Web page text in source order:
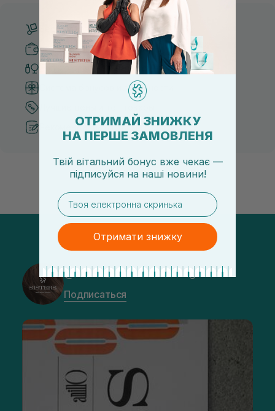
Бесплатная доставка от 3000 UAH
Безопасные способы оплаты
Только оригинальная косметика
Система бонусов и лояльности
Рекомендации от косметологов
@sisters_stelmakh в Instagram
Подписаться
ОТРИМАЙ ЗНИЖКУ
НА ПЕРШЕ ЗАМОВЛЕНЯ
Твій вітальний бонус вже чекає —
підписуйся на наші новини!
email
Отримати знижку